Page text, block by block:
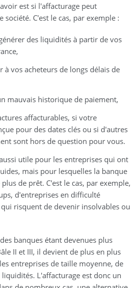
est si l'affacturage peut
C'est le cas, par exemple :
des liquidités à partir de vos
à vos acheteurs de longs délais de
mauvais historique de paiement,
affacturables, si votre
pour des dates clés ou si d'autres
sont hors de question pour vous.
utile pour les entreprises qui ont
mais pour lesquelles la banque
de prêt. C'est le cas, par exemple,
d'entreprises en difficulté
risquent de devenir insolvables ou
banques étant devenues plus
II et III, il devient de plus en plus
entreprises de taille moyenne, de
L'affacturage est donc un